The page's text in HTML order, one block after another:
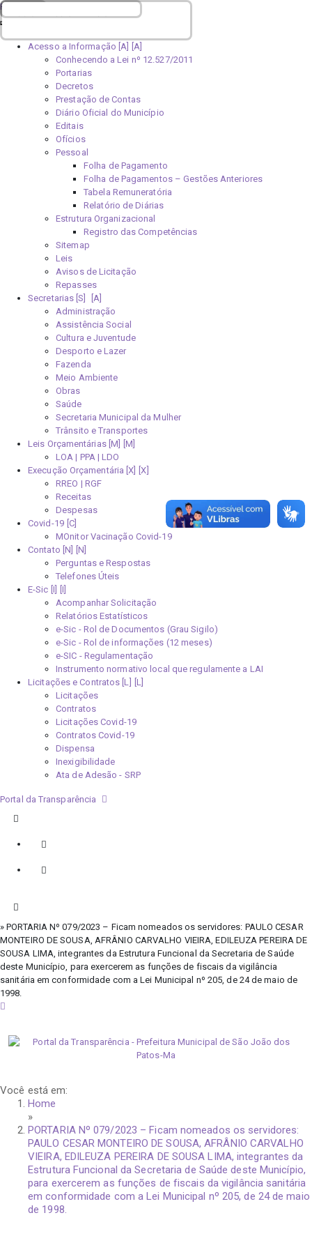
Portal da Transparência
Acesso a Informação [A]
Conhecendo a Lei nº 12.527/2011
Portarias
Decretos
Prestação de Contas
Diário Oficial do Município
Editais
Ofícios
Pessoal
Folha de Pagamento
Folha de Pagamentos – Gestões Anteriores
Tabela Remuneratória
Relatório de Diárias
Estrutura Organizacional
Registro das Competências
Sitemap
Leis
Avisos de Licitação
Repasses
Secretarias [S]
Administração
Assistência Social
Cultura e Juventude
Desporto e Lazer
Fazenda
Meio Ambiente
Obras
Saúde
Secretaria Municipal da Mulher
Trânsito e Transportes
Leis Orçamentárias [M]
LOA | PPA | LDO
Execução Orçamentária [X]
RREO | RGF
Receitas
Despesas
Covid-19
MOnitor Vacinação Covid-19
Contato [N]
Perguntas e Respostas
Telefones Úteis
E-Sic [I]
Acompanhar Solicitação
Relatórios Estatísticos
e-Sic - Rol de Documentos (Grau Sigilo)
e-Sic - Rol de informações (12 meses)
e-SIC - Regulamentação
Instrumento normativo local que regulamente a LAI
Licitações e Contratos [L]
Licitações
Contratos
Licitações Covid-19
Contratos Covid-19
Dispensa
Inexigibilidade
Ata de Adesão - SRP
Portal da Transparência
» PORTARIA Nº 079/2023 – Ficam nomeados os servidores: PAULO CESAR
MONTEIRO DE SOUSA, AFRÂNIO CARVALHO VIEIRA, EDILEUZA PEREIRA DE
SOUSA LIMA, integrantes da Estrutura Funcional da Secretaria de Saúde
deste Município, para exercerem as funções de fiscais da vigilância
sanitária em conformidade com a Lei Municipal nº 205, de 24 de maio de
1998.
Você está em:
Home
»
PORTARIA Nº 079/2023 – Ficam nomeados os servidores:
PAULO CESAR MONTEIRO DE SOUSA, AFRÂNIO CARVALHO
VIEIRA, EDILEUZA PEREIRA DE SOUSA LIMA, integrantes da
Estrutura Funcional da Secretaria de Saúde deste Município,
para exercerem as funções de fiscais da vigilância sanitária
em conformidade com a Lei Municipal nº 205, de 24 de maio
de 1998.